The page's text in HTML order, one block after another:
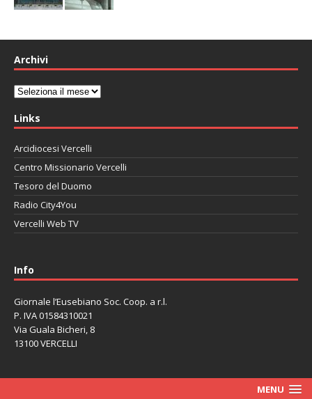
Archivi
Archivi
Links
Arcidiocesi Vercelli
Centro Missionario Vercelli
Tesoro del Duomo
Radio City4You
Vercelli Web TV
Info
Giornale l’Eusebiano Soc. Coop. a r.l.
P. IVA 01584310021
Via Guala Bicheri, 8
13100 VERCELLI
MENU